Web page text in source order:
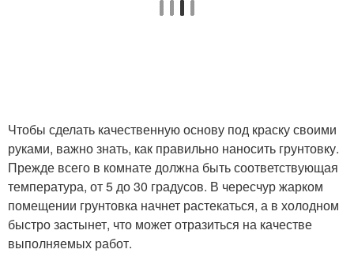
Чтобы сделать качественную основу под краску своими
руками, важно знать, как правильно наносить грунтовку.
Прежде всего в комнате должна быть соответствующая
температура, от 5 до 30 градусов. В чересчур жарком
помещении грунтовка начнет растекаться, а в холодном
быстро застынет, что может отразиться на качестве
выполняемых работ.